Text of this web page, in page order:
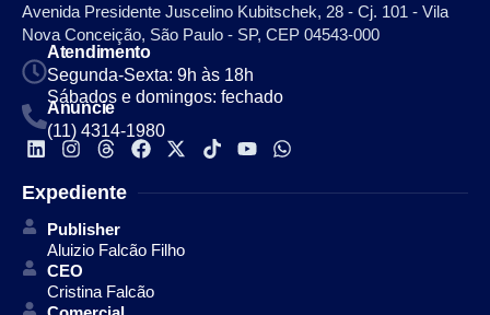
Avenida Presidente Juscelino Kubitschek, 28 - Cj. 101 - Vila
Nova Conceição, São Paulo - SP, CEP 04543-000
Atendimento
Segunda-Sexta: 9h às 18h
Sábados e domingos: fechado
Anuncie
(11) 4314-1980
Expediente
Publisher
Aluizio Falcão Filho
CEO
Cristina Falcão